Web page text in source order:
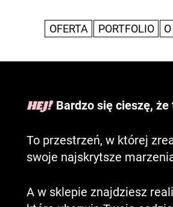
OFERTA PORTFOLIO
HEJ! Bardzo się cieszę,
To przestrzeń, w której
swoje najskrytsze
A w sklepie znajdziesz